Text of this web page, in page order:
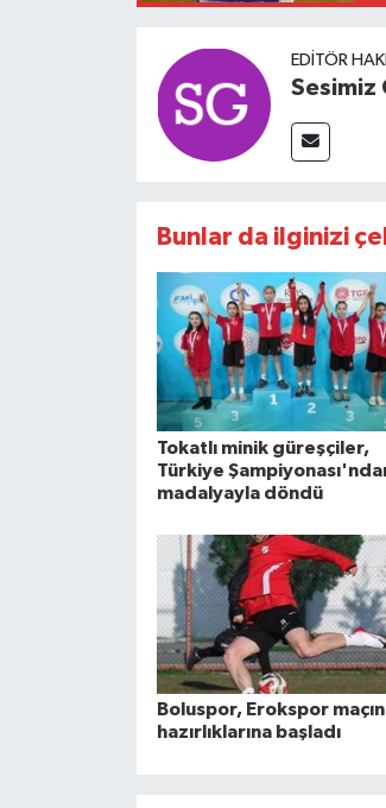
EDITÖR
Sesimiz
Bunlar da ilginizi
Tokatlı minik güreşçiler,
Türkiye
madalyayla döndü
Boluspor, Erokspor
hazırlıklarına başladı